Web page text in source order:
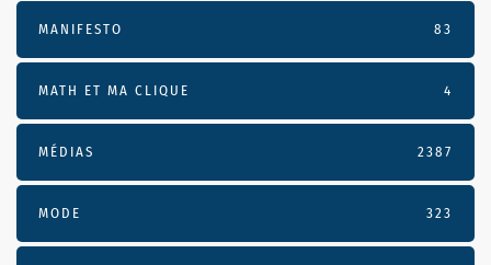
MANIFESTO 83
MATH ET MA CLIQUE 4
MÉDIAS 2387
MODE 323